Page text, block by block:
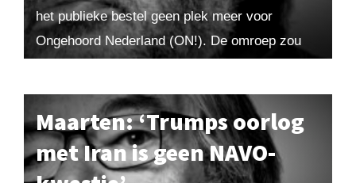
het publieke bestel geen plek meer voor
Ongehoord Nederland (ON!). De omroep zou
Maarten: ‘Trumps oorlog
met Iran is geen NAVO-